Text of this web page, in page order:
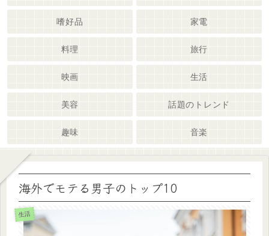
嗜好品 家電
料理 旅行
映画 生活
美容 話題のトレンド
趣味 音楽
海外でモテる男子のトップ10
生活